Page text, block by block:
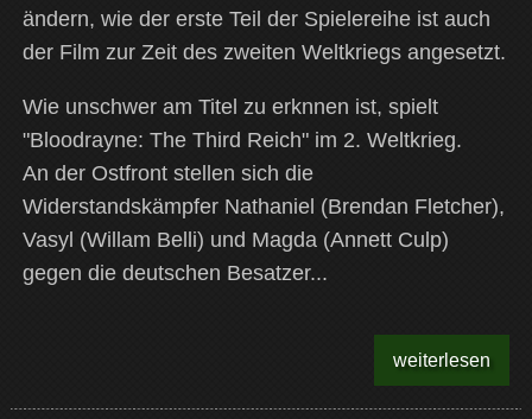
ändern, wie der erste Teil der Spielereihe ist auch
der Film zur Zeit des zweiten Weltkriegs angesetzt.
Wie unschwer am Titel zu erknnen ist, spielt
"Bloodrayne: The Third Reich" im 2. Weltkrieg.
An der Ostfront stellen sich die
Widerstandskämpfer Nathaniel (Brendan Fletcher),
Vasyl (Willam Belli) und Magda (Annett Culp)
gegen die deutschen Besatzer...
weiterlesen